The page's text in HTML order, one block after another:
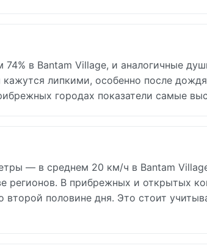
в Bantam Village, и аналогичные
липкими, особенно после
городах показатели самые
— в среднем 20 км/ч в Bantam
регионов. В прибрежных и открытых
второй половине дня. Это стоит